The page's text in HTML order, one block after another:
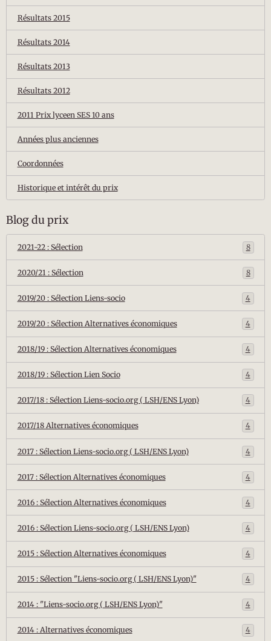
Résultats 2015
Résultats 2014
Résultats 2013
Résultats 2012
2011 Prix lyceen SES 10 ans
Années plus anciennes
Coordonnées
Historique et intérêt du prix
Blog du prix
2021-22 : Sélection 8
2020/21 : Sélection 8
2019/20 : Sélection Liens-socio 4
2019/20 : Sélection Alternatives économiques 4
2018/19 : Sélection Alternatives économiques 4
2018/19 : Sélection Lien Socio 4
2017/18 : Sélection Liens-socio.org ( LSH/ENS Lyon) 4
2017/18 Alternatives économiques 4
2017 : Sélection Liens-socio.org ( LSH/ENS Lyon) 4
2017 : Sélection Alternatives économiques 4
2016 : Sélection Alternatives économiques 4
2016 : Sélection Liens-socio.org ( LSH/ENS Lyon) 4
2015 : Sélection Alternatives économiques 4
2015 : Sélection "Liens-socio.org ( LSH/ENS Lyon)" 4
2014 : "Liens-socio.org ( LSH/ENS Lyon)" 4
2014 : Alternatives économiques 4